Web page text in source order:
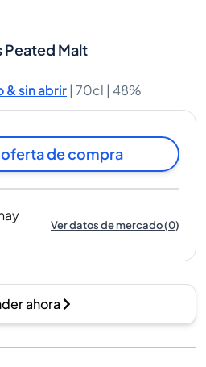
Peated Malt
& sin abrir | 70cl | 48%
oferta de compra
Ver datos de mercado(0)
ahora